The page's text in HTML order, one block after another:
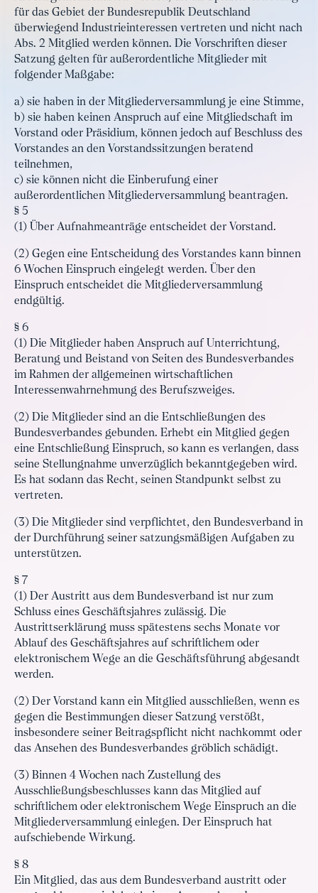
für das Gebiet der Bundesrepublik Deutschland
überwiegend Industrieinteressen vertreten und nicht nach
Abs. 2 Mitglied werden können. Die Vorschriften dieser
Satzung gelten für außerordentliche Mitglieder mit
folgender Maßgabe:
a) sie haben in der Mitgliederversammlung je eine Stimme,
b) sie haben keinen Anspruch auf eine Mitgliedschaft im
Vorstand oder Präsidium, können jedoch auf Beschluss des
Vorstandes an den Vorstandssitzungen beratend
teilnehmen,
c) sie können nicht die Einberufung einer
außerordentlichen Mitgliederversammlung beantragen.
§ 5
(1) Über Aufnahmeanträge entscheidet der Vorstand.
(2) Gegen eine Entscheidung des Vorstandes kann binnen
6 Wochen Einspruch eingelegt werden. Über den
Einspruch entscheidet die Mitgliederversammlung
endgültig.
§ 6
(1) Die Mitglieder haben Anspruch auf Unterrichtung,
Beratung und Beistand von Seiten des Bundesverbandes
im Rahmen der allgemeinen wirtschaftlichen
Interessenwahrnehmung des Berufszweiges.
(2) Die Mitglieder sind an die Entschließungen des
Bundesverbandes gebunden. Erhebt ein Mitglied gegen
eine Entschließung Einspruch, so kann es verlangen, dass
seine Stellungnahme unverzüglich bekanntgegeben wird.
Es hat sodann das Recht, seinen Standpunkt selbst zu
vertreten.
(3) Die Mitglieder sind verpflichtet, den Bundesverband in
der Durchführung seiner satzungsmäßigen Aufgaben zu
unterstützen.
§ 7
(1) Der Austritt aus dem Bundesverband ist nur zum
Schluss eines Geschäftsjahres zulässig. Die
Austrittserklärung muss spätestens sechs Monate vor
Ablauf des Geschäftsjahres auf schriftlichem oder
elektronischem Wege an die Geschäftsführung abgesandt
werden.
(2) Der Vorstand kann ein Mitglied ausschließen, wenn es
gegen die Bestimmungen dieser Satzung verstößt,
insbesondere seiner Beitragspflicht nicht nachkommt oder
das Ansehen des Bundesverbandes gröblich schädigt.
(3) Binnen 4 Wochen nach Zustellung des
Ausschließungsbeschlusses kann das Mitglied auf
schriftlichem oder elektronischem Wege Einspruch an die
Mitgliederversammlung einlegen. Der Einspruch hat
aufschiebende Wirkung.
§ 8
Ein Mitglied, das aus dem Bundesverband austritt oder